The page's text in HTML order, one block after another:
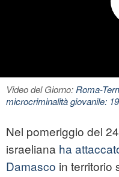
Video del Giorno:Roma-
microcriminalità giovanile:
Nel pomeriggio del
israeliana ha
Damasco in territorio